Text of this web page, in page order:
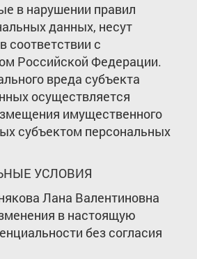
в нарушении правил
данных, несут
соответствии с
Российской Федерации.
вреда субъекта
осуществляется
имущественного
субъектом персональных
УСЛОВИЯ
Лана Валентиновна
в настоящую
без согласия